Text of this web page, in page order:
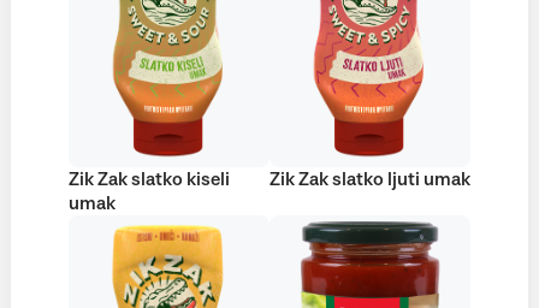
Zik Zak slatko kiseli
umak
Zik Zak slatko ljuti umak